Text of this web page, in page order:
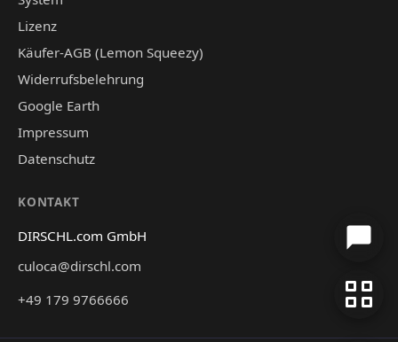
Lizenz
Käufer-AGB (Lemon Squeezy)
Widerrufsbelehrung
Google Earth
Impressum
Datenschutz
KONTAKT
DIRSCHL.com GmbH
culoca@dirschl.com
+49 179 9766666